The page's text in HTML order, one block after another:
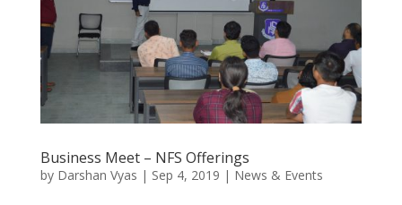
Business Meet – NFS Offerings
by Darshan Vyas | Sep 4, 2019 | News & Events